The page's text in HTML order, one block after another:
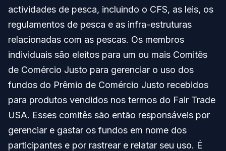
actividades de pesca, incluindo o CFS, as leis, os
regulamentos de pesca e as infra-estruturas
relacionadas com as pescas. Os membros
individuais são eleitos para um ou mais Comitês
de Comércio Justo para gerenciar o uso dos
fundos do Prêmio de Comércio Justo recebidos
para produtos vendidos nos termos do Fair Trade
USA. Esses comitês são então responsáveis por
gerenciar e gastar os fundos em nome dos
participantes e por rastrear e relatar seu uso. É